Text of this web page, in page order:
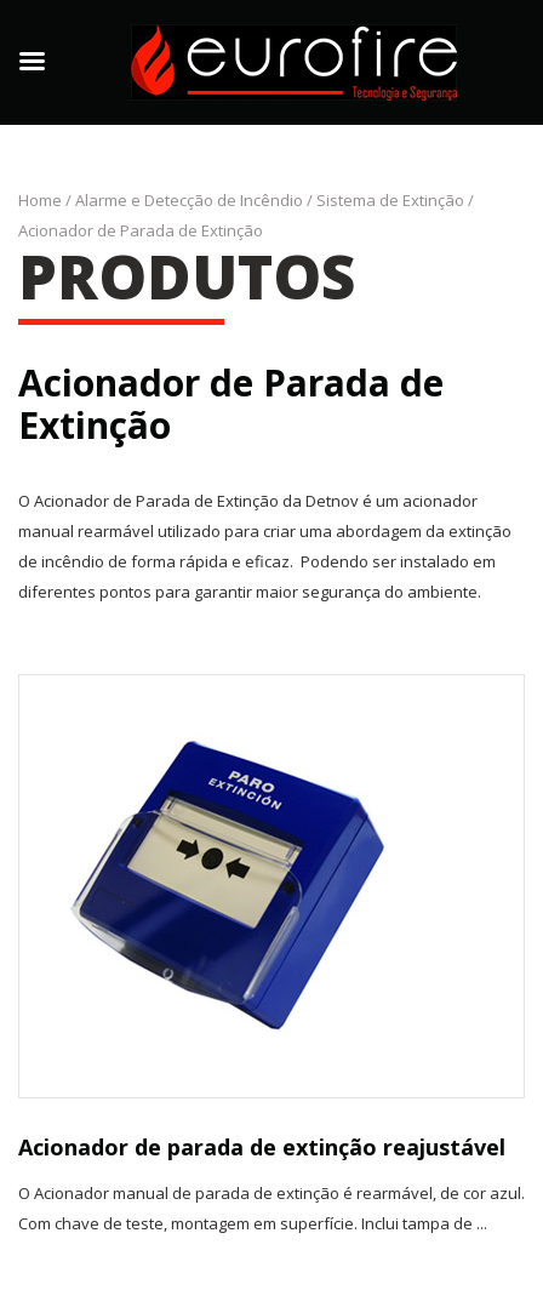
Home /Alarme e Detecção de Incêndio / Sistema de Extinção /
Acionador de Parada de Extinção
PRODUTOS
Acionador de Parada de
Extinção
O Acionador de Parada de Extinção da Detnov é um acionador
manual rearmável utilizado para criar uma abordagem da extinção
de incêndio de forma rápida e eficaz. Podendo ser instalado em
diferentes pontos para garantir maior segurança do ambiente.
Acionador de parada de extinção reajustável
O Acionador manual de parada de extinção é rearmável, de cor azul.
Com chave de teste, montagem em superfície. Inclui tampa de ...